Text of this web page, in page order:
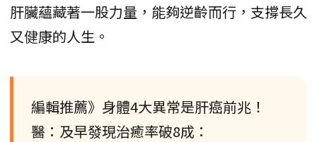
肝臟蘊藏著一股力量，能夠逆齡而行，支撐長久
又健康的人生。
編輯推薦》身體4大異常是肝癌前兆！
醫：及早發現治癒率破8成：